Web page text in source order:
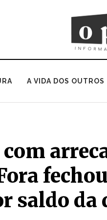
A VIDA DOS OUTROS
saldo da